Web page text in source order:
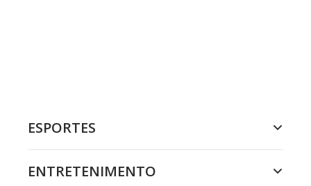
ESPORTES
ENTRETENIMENTO